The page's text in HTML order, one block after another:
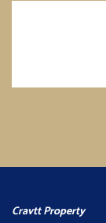
Cravtt Property